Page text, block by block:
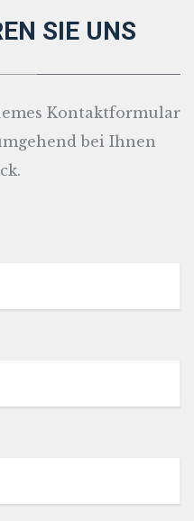
SIE UNS
Kontaktformular
bei Ihnen